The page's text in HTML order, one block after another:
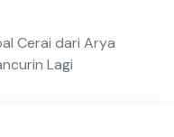
Cerai dari Arya
Lagi